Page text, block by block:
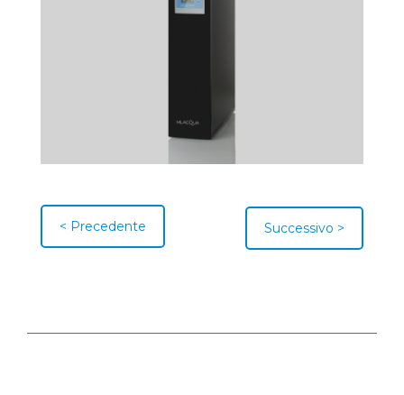
< Precedente Successivo >